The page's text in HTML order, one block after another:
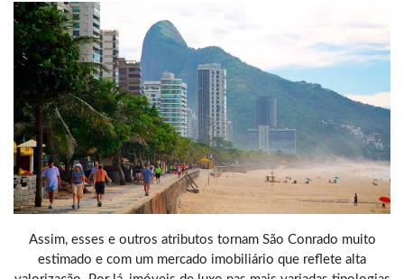
Assim, esses e outros atributos tornam São Conrado muito
estimado e com um mercado imobiliário que reflete alta